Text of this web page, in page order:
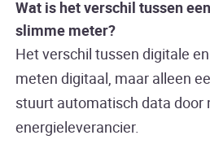
Wat is het verschil tussen
slimme meter?
Het verschil tussen digitale
meten digitaal, maar alleen
stuurt automatisch data door
energieleverancier.